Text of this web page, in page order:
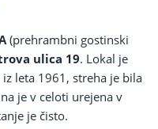
(prehrambni gostinski
ulica 19. Lokal je
leta 1961, streha je bila
je v celoti urejena v
je čisto.